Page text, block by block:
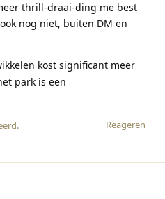
thrill-draai-ding me best
nog niet, buiten DM en
kost significant meer
park is een
Reageren
.